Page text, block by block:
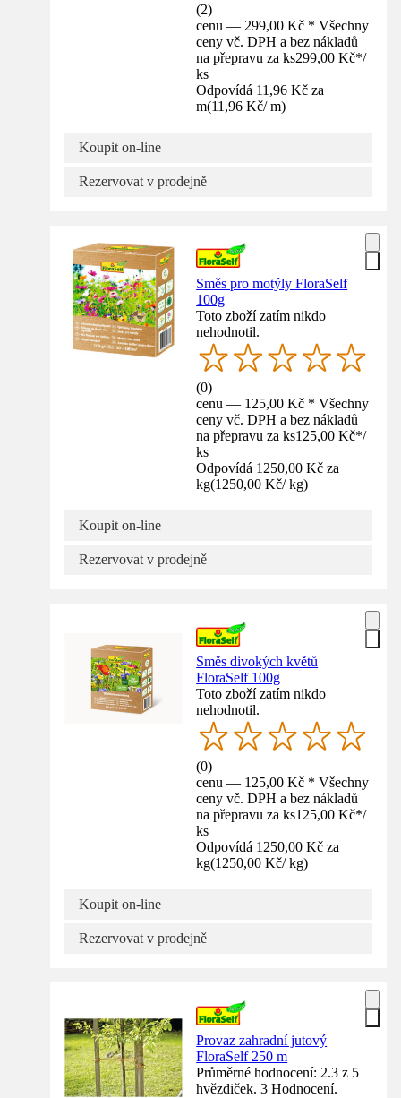
(2)
cenu — 299,00 Kč * Všechny
ceny vč. DPH a bez nákladů
na přepravu za ks299,00 Kč*/
ks
Odpovídá 11,96 Kč za
m(11,96 Kč/ m)
Koupit on-line
Rezervovat v prodejně
Směs pro motýly FloraSelf
100g
Toto zboží zatím nikdo
nehodnotil.
(0)
cenu — 125,00 Kč * Všechny
ceny vč. DPH a bez nákladů
na přepravu za ks125,00 Kč*/
ks
Odpovídá 1250,00 Kč za
kg(1250,00 Kč/ kg)
Koupit on-line
Rezervovat v prodejně
Směs divokých květů
FloraSelf 100g
Toto zboží zatím nikdo
nehodnotil.
(0)
cenu — 125,00 Kč * Všechny
ceny vč. DPH a bez nákladů
na přepravu za ks125,00 Kč*/
ks
Odpovídá 1250,00 Kč za
kg(1250,00 Kč/ kg)
Koupit on-line
Rezervovat v prodejně
Provaz zahradní jutový
FloraSelf 250 m
Průměrné hodnocení: 2.3 z 5
hvězdiček. 3 Hodnocení.